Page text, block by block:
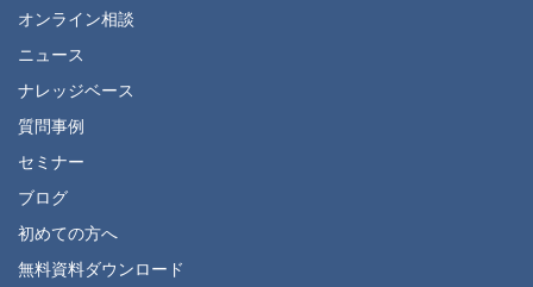
オンライン相談
ニュース
ナレッジベース
質問事例
セミナー
ブログ
初めての方へ
無料資料ダウンロード